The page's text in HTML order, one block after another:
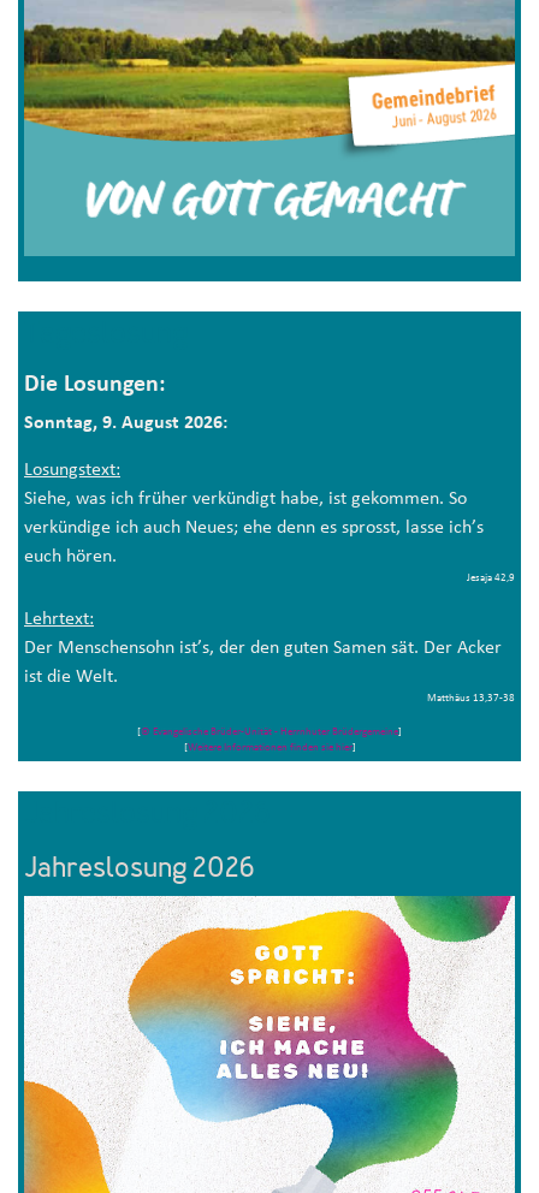
Die Losungen:
Sonntag, 9. August 2026:
Losungstext:
Siehe, was ich früher verkündigt habe, ist gekommen. So
verkündige ich auch Neues; ehe denn es sprosst, lasse ich’s
euch hören.
Jesaja 42,9
Lehrtext:
Der Menschensohn ist’s, der den guten Samen sät. Der Acker
ist die Welt.
Matthäus 13,37-38
[© Evangelische Brüder-Unität - Herrnhuter Brüdergemeine]
[Weitere Informationen finden sie hier]
Jahreslosung 2026